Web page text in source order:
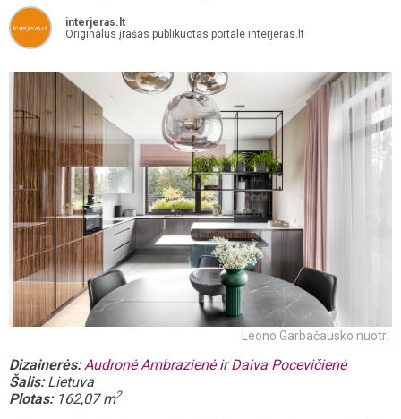
interjeras.lt
Originalus įrašas publikuotas portale interjeras.lt
Leono Garbačausko nuotr.
Dizainerės:Audronė AmbrazienėirDaiva Pocevičienė
Šalis:Lietuva
Plotas:162,07 m2